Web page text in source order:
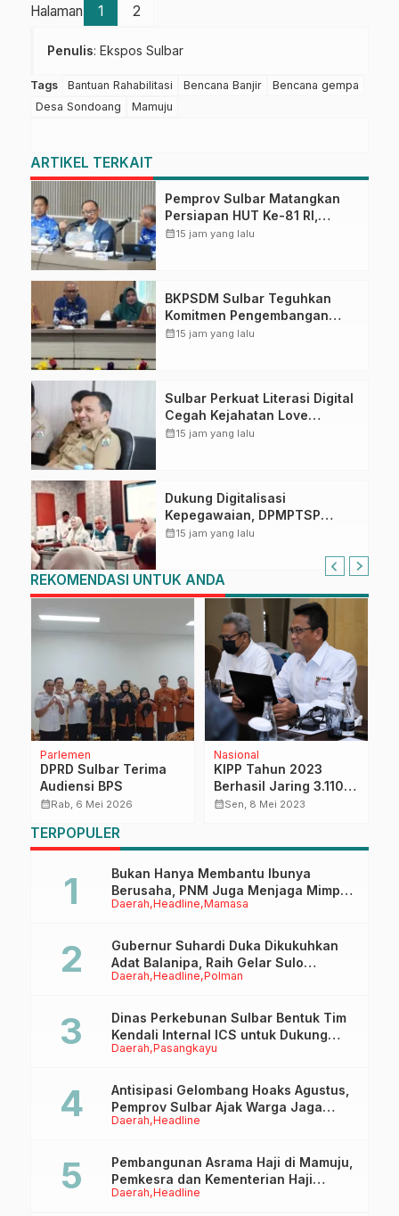
Halaman 1 2
Penulis: Ekspos Sulbar
Tags Bantuan Rahabilitasi Bencana Banjir
Bencana gempa
Desa Sondoang
Mamuju
ARTIKEL TERKAIT
Pemprov Sulbar Matangkan
Persiapan HUT Ke-81 RI,
Puncak Upacara di Lapangan
calendar_month15 jam yang lalu
BKPSDM Sulbar Teguhkan
Komitmen Pengembangan
Kompetensi ASN melalui
calendar_month15 jam yang lalu
Sulbar Perkuat Literasi Digital
Cegah Kejahatan Love
Scamming
calendar_month15 jam yang lalu
Dukung Digitalisasi
Kepegawaian, DPMPTSP
Sulbar Siap Terapkan Aplikasi
calendar_month15 jam yang lalu
REKOMENDASI UNTUK ANDA
Parlemen
DPRD Sulbar Terima
Audiensi BPS
calendar_monthRab, 6 Mei 2026
Nasional
KIPP Tahun 2023
Berhasil Jaring 3.110
Proposal Inovasi
calendar_monthSen, 8 Mei 2023
TERPOPULER
Daerah Headline Mamasa
Bukan Hanya Membantu Ibunya
Berusaha, PNM Juga Menjaga Mimpi
Anaknya Untuk Menggapai Cita-Cita
Daerah Headline Polman
Gubernur Suhardi Duka Dikukuhkan
Adat Balanipa, Raih Gelar Sulo
Tappidena
Daerah Pasangkayu
Dinas Perkebunan Sulbar Bentuk Tim
Kendali Internal ICS untuk Dukung
Sertifikasi ISPO Pekebun di
Daerah Headline
Antisipasi Gelombang Hoaks Agustus,
Pemprov Sulbar Ajak Warga Jaga
Ruang Digital
Daerah Headline
Pembangunan Asrama Haji di Mamuju,
Pemkesra dan Kementerian Haji
Sulbar Tinjau Lokasi